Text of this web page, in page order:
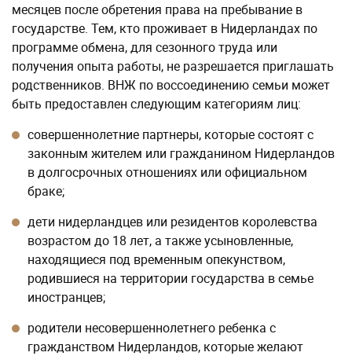
месяцев после обретения права на пребывание в
государстве. Тем, кто проживает в Нидерландах по
программе обмена, для сезонного труда или
получения опыта работы, не разрешается приглашать
родственников. ВНЖ по воссоединению семьи может
быть предоставлен следующим категориям лиц:
совершеннолетние партнеры, которые состоят с
законным жителем или гражданином Нидерландов
в долгосрочных отношениях или официальном
браке;
дети нидерландцев или резидентов королевства
возрастом до 18 лет, а также усыновленные,
находящиеся под временным опекунством,
родившиеся на территории государства в семье
иностранцев;
родители несовершеннолетнего ребенка с
гражданством Нидерландов, которые желают